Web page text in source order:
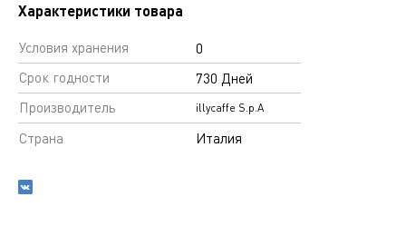
Характеристики товара
Условия хранения
0
Срок годности
730 Дней
Производитель
illycaffe S.p.A
Страна Италия